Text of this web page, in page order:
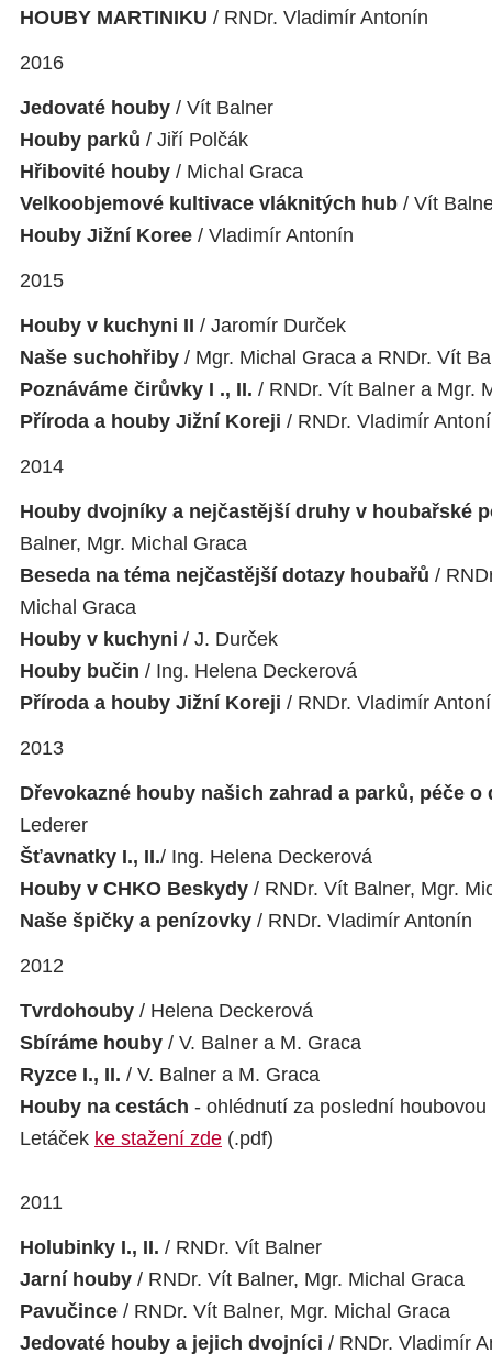
HOUBY MARTINIKU / RNDr. Vladimír Antonín
2016
Jedovaté houby / Vít Balner
Houby parků / Jiří Polčák
Hřibovité houby / Michal Graca
Velkoobjemové kultivace vláknitých hub / Vít
Houby Jižní Koree / Vladimír Antonín
2015
Houby v kuchyni II / Jaromír Durček
Naše suchohřiby / Mgr. Michal Graca a RNDr. Vít
Poznáváme čirůvky I ., II. / RNDr. Vít Balner a Mgr.
Příroda a houby Jižní Koreji / RNDr. Vladimír
2014
Houby dvojníky a nejčastější druhy v houbařské
Balner, Mgr. Michal Graca
Beseda na téma nejčastější dotazy houbařů /
Michal Graca
Houby v kuchyni / J. Durček
Houby bučin / Ing. Helena Deckerová
Příroda a houby Jižní Koreji / RNDr. Vladimír
2013
Dřevokazné houby našich zahrad a parků, péče
Lederer
Šťavnatky I., II./ Ing. Helena Deckerová
Houby v CHKO Beskydy / RNDr. Vít Balner, Mgr.
Naše špičky a penízovky / RNDr. Vladimír Antonín
2012
Tvrdohouby / Helena Deckerová
Sbíráme houby / V. Balner a M. Graca
Ryzce I., II. / V. Balner a M. Graca
Houby na cestách - ohlédnutí za poslední
Letáček ke stažení zde (.pdf)
2011
Holubinky I., II. / RNDr. Vít Balner
Jarní houby / RNDr. Vít Balner, Mgr. Michal Graca
Pavučince / RNDr. Vít Balner, Mgr. Michal Graca
Jedovaté houby a jejich dvojníci / RNDr. Vladimír